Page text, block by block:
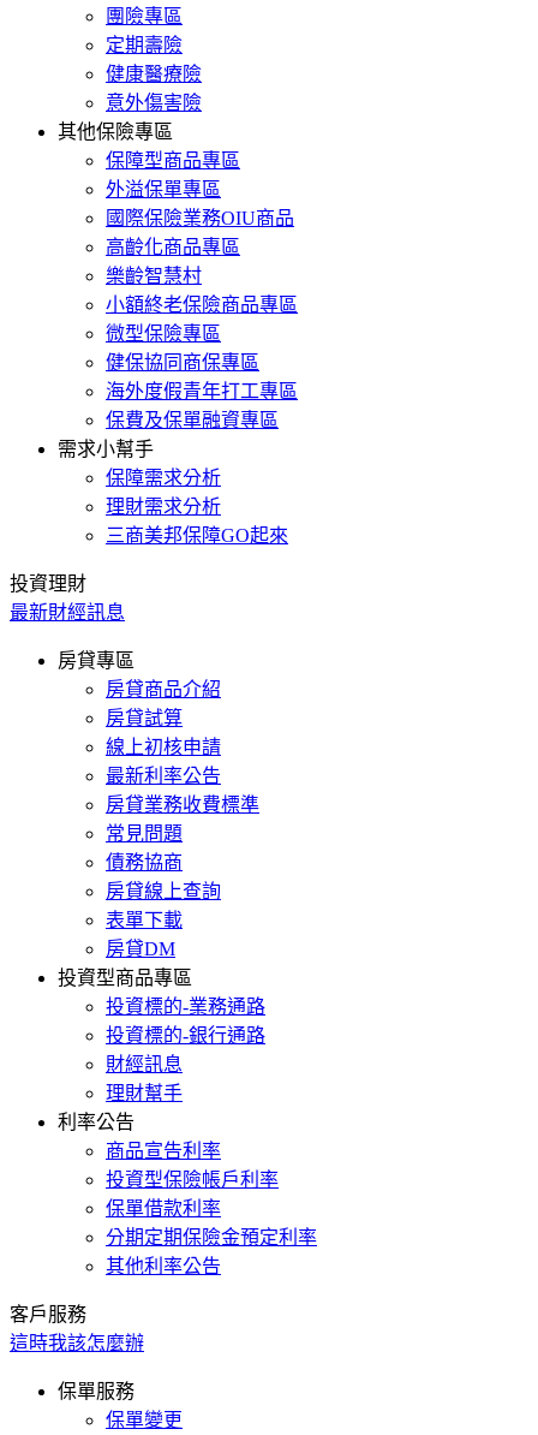
團險專區
定期壽險
健康醫療險
意外傷害險
其他保險專區
保障型商品專區
外溢保單專區
國際保險業務OIU商品
高齡化商品專區
樂齡智慧村
小額終老保險商品專區
微型保險專區
健保協同商保專區
海外度假青年打工專區
保費及保單融資專區
需求小幫手
保障需求分析
理財需求分析
三商美邦保障GO起來
投資理財
最新財經訊息
房貸專區
房貸商品介紹
房貸試算
線上初核申請
最新利率公告
房貸業務收費標準
常見問題
債務協商
房貸線上查詢
表單下載
房貸DM
投資型商品專區
投資標的-業務通路
投資標的-銀行通路
財經訊息
理財幫手
利率公告
商品宣告利率
投資型保險帳戶利率
保單借款利率
分期定期保險金預定利率
其他利率公告
客戶服務
這時我該怎麼辦
保單服務
保單變更